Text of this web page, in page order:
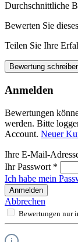
Durchschnittliche
Bewerten Sie
Teilen Sie Ihre
Bewertung
Anmelden
Bewertungen
werden. Bitte
Account. Neuer
Ihre E-Mail-
Ihr Passwort *
Ich habe mein
Anmelden
Abbrechen
Bewertungen nur